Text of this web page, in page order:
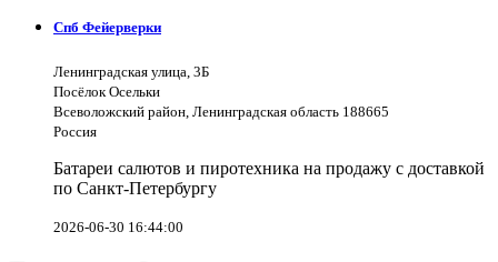
Спб Фейерверки
Ленинградская улица, 3Б
Посёлок Осельки
Всеволожский район, Ленинградская область 188665
Россия
Батареи салютов и пиротехника на продажу с доставкой
по Санкт-Петербургу
2026-06-30 16:44:00